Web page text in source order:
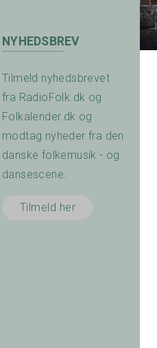
NYHEDSBREV
Tilmeld nyhedsbrevet
fra RadioFolk.dk og
Folkalender.dk og
modtag nyheder fra den
danske folkemusik - og
dansescene.
Tilmeld her